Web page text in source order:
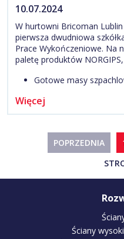
10.07.2024
W hurtowni Bricoman
pierwsza dwudniowa
Prace Wykończeniowe. Na
paletę produktów
Gotowe masy
Więcej
POPRZEDNIA
Ściany